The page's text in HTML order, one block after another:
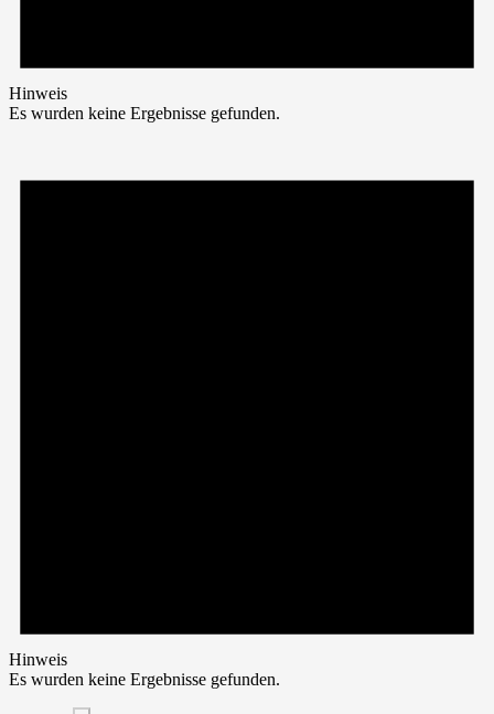
Hinweis
Es wurden keine Ergebnisse gefunden.
Hinweis
Es wurden keine Ergebnisse gefunden.